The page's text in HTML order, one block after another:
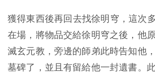
獲得東西後再回去找徐明穹，這次
在場，將物品交給徐明穹之後，他
滅玄元教，旁邊的師弟此時告知他
墓碑了，並且有留給他一封遺書。